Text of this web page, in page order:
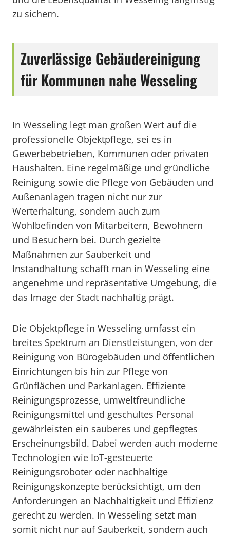
zu sichern.
Zuverlässige Gebäudereinigung
für Kommunen nahe Wesseling
In Wesseling legt man großen Wert auf die
professionelle Objektpflege, sei es in
Gewerbebetrieben, Kommunen oder privaten
Haushalten. Eine regelmäßige und gründliche
Reinigung sowie die Pflege von Gebäuden und
Außenanlagen tragen nicht nur zur
Werterhaltung, sondern auch zum
Wohlbefinden von Mitarbeitern, Bewohnern
und Besuchern bei. Durch gezielte
Maßnahmen zur Sauberkeit und
Instandhaltung schafft man in Wesseling eine
angenehme und repräsentative Umgebung, die
das Image der Stadt nachhaltig prägt.
Die Objektpflege in Wesseling umfasst ein
breites Spektrum an Dienstleistungen, von der
Reinigung von Bürogebäuden und öffentlichen
Einrichtungen bis hin zur Pflege von
Grünflächen und Parkanlagen. Effiziente
Reinigungsprozesse, umweltfreundliche
Reinigungsmittel und geschultes Personal
gewährleisten ein sauberes und gepflegtes
Erscheinungsbild. Dabei werden auch moderne
Technologien wie IoT-gesteuerte
Reinigungsroboter oder nachhaltige
Reinigungskonzepte berücksichtigt, um den
Anforderungen an Nachhaltigkeit und Effizienz
gerecht zu werden. In Wesseling setzt man
somit nicht nur auf Sauberkeit, sondern auch